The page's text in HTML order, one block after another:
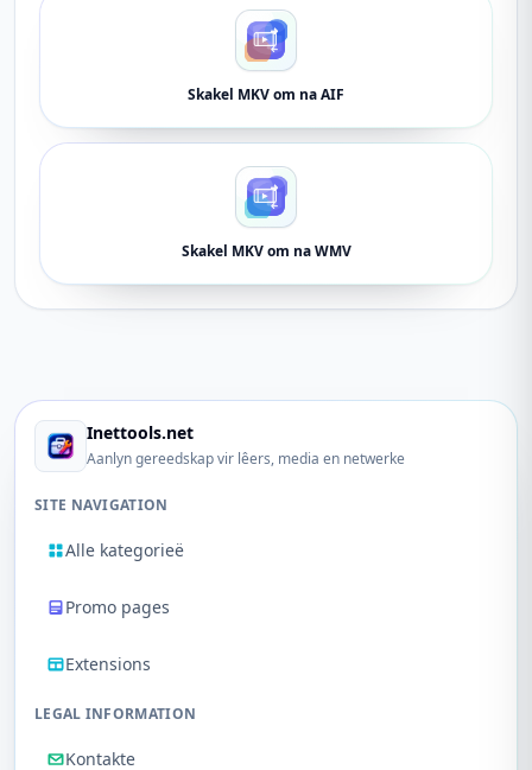
Skakel MKV om na AIF
Skakel MKV om na WMV
Inettools.net
Aanlyn gereedskap vir lêers, media en netwerke
SITE NAVIGATION
Alle kategorieë
Promo pages
Extensions
LEGAL INFORMATION
Kontakte